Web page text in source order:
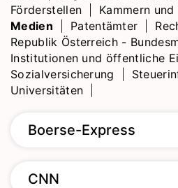
Förderstellen
Kammern
Medien
Patentämter
Republik Österreich -
Institutionen und öffentliche
Sozialversicherung
Universitäten
Boerse-Express
CNN